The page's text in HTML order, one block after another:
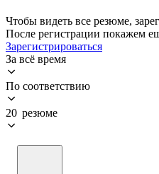
Чтобы видеть все резюме,
После регистрации покажем
Зарегистрироваться
За всё время
По соответствию
20 резюме